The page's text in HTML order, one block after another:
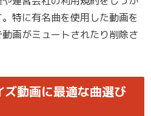
特に有名曲を使用した動画を
画がミュートされたり削除さ
動画に最適な曲選び